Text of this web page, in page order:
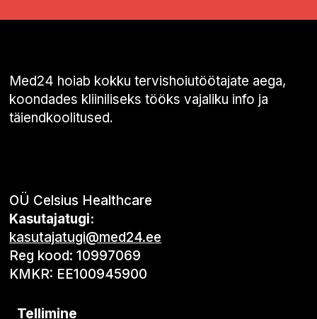
Med24 hoiab kokku tervishoiutöötajate aega,
koondades kliiniliseks tööks vajaliku info ja
täiendkoolitused.
OÜ Celsius Healthcare
Kasutajatugi:
kasutajatugi@med24.ee
Reg kood: 10997069
KMKR: EE100945900
Tellimine